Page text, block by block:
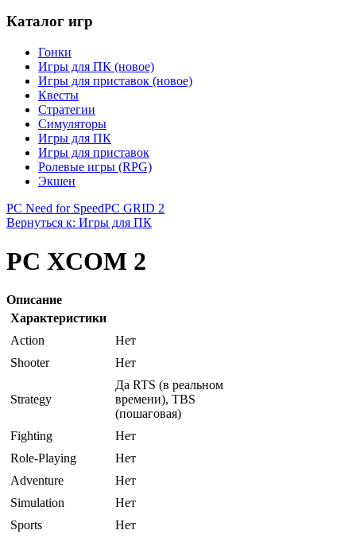
Каталог игр
Гонки
Игры для ПК (новое)
Игры для приставок (новое)
Квесты
Стратегии
Симуляторы
Игры для ПК
Игры для приставок
Ролевые игры (RPG)
Экшен
PC Need for SpeedPC GRID 2
Вернуться к: Игры для ПК
PC XCOM 2
Описание
Характеристики
Action
Нет
Shooter
Нет
Strategy
Да RTS (в реальном
времени), TBS
(пошаговая)
Fighting
Нет
Role-Playing
Нет
Adventure
Нет
Simulation
Нет
Sports
Нет